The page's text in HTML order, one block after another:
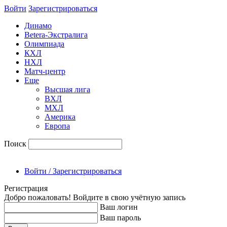
Войти Зарегиcтрироваться
Динамо
Betera-Экстралига
Олимпиада
КХЛ
НХЛ
Матч-центр
Еще
Высшая лига
ВХЛ
МХЛ
Америка
Европа
Поиск
Войти / Зарегистрироваться
Регистрация
Добро пожаловать! Войдите в свою учётную запись
Ваш логин
Ваш пароль